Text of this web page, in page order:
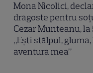
Mona Nicolici,
dragoste pentru
Cezar Munteanu, la
„Ești stâlpul,
aventura mea”